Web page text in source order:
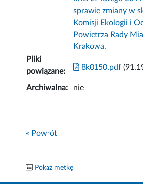
sprawie zmiany w
Komisji Ekologii i
Powietrza Rady
Krakowa.
Pliki
powiązane:
8k0150.pdf
Archiwalna: nie
« Powrót
Pokaż metkę